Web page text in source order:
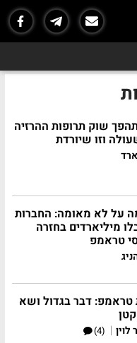
שוק תרופות ההרזיה
וזו שיורדת
על לא מאומה: החברות
מיליארדים בחזרה
טראמפ
טראמפ: דבר בגדול ושא
|
(4)